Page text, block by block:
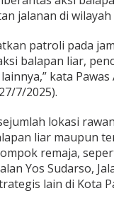
jalanan di
patroli pada
balapan liar,
kata Pawas
7/2025).
lokasi
liar maupun
remaja,
Yos Sudarso,
lain di Kota